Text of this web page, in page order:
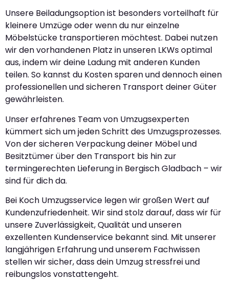
Unsere Beiladungsoption ist besonders vorteilhaft für
kleinere Umzüge oder wenn du nur einzelne
Möbelstücke transportieren möchtest. Dabei nutzen
wir den vorhandenen Platz in unseren LKWs optimal
aus, indem wir deine Ladung mit anderen Kunden
teilen. So kannst du Kosten sparen und dennoch einen
professionellen und sicheren Transport deiner Güter
gewährleisten.
Unser erfahrenes Team von Umzugsexperten
kümmert sich um jeden Schritt des Umzugsprozesses.
Von der sicheren Verpackung deiner Möbel und
Besitztümer über den Transport bis hin zur
termingerechten Lieferung in Bergisch Gladbach – wir
sind für dich da.
Bei Koch Umzugsservice legen wir großen Wert auf
Kundenzufriedenheit. Wir sind stolz darauf, dass wir für
unsere Zuverlässigkeit, Qualität und unseren
exzellenten Kundenservice bekannt sind. Mit unserer
langjährigen Erfahrung und unserem Fachwissen
stellen wir sicher, dass dein Umzug stressfrei und
reibungslos vonstattengeht.